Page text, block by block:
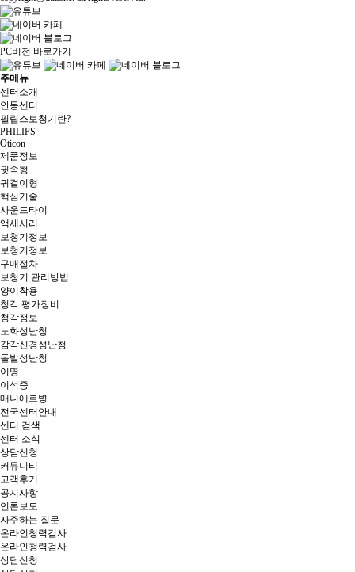
PC버전 바로가기
주메뉴
센터소개
안동센터
필립스보청기란?
PHILIPS
Oticon
제품정보
귓속형
귀걸이형
핵심기술
사운드타이
액세서리
보청기정보
보청기정보
구매절차
보청기 관리방법
양이착용
청각 평가장비
청각정보
노화성난청
감각신경성난청
돌발성난청
이명
이석증
매니에르병
전국센터안내
센터 검색
센터 소식
상담신청
커뮤니티
고객후기
공지사항
언론보도
자주하는 질문
온라인청력검사
온라인청력검사
상담신청